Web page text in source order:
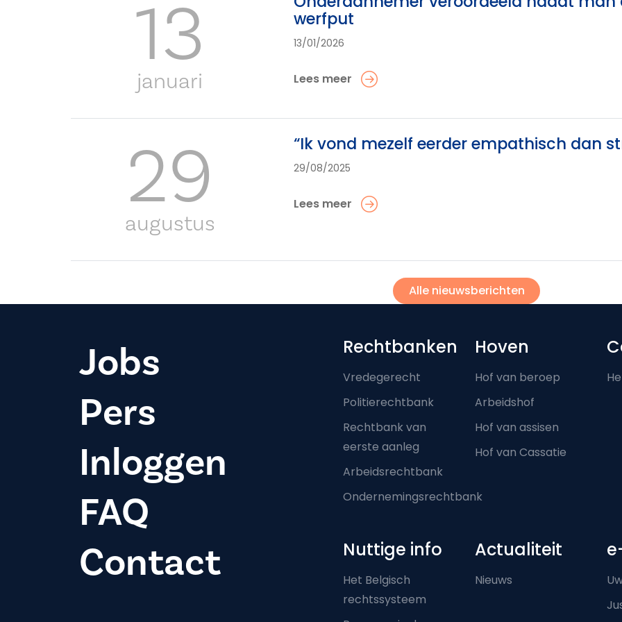
13
januari
werfput
13/01/2026
Lees meer
29
augustus
“Ik vond mezelf eerder empathisch dan
29/08/2025
Lees meer
Alle nieuwsberichten
Jobs
Pers
Inloggen
FAQ
Contact
Footer-menu
Rechtbanken
Vredegerecht
Politierechtbank
Rechtbank van
eerste aanleg
Arbeidsrechtbank
Ondernemingsrechtbank
Hoven
Hof van beroep
Arbeidshof
Hof van assisen
Hof van Cassatie
Nuttige info
Het Belgisch
rechtssysteem
Actualiteit
Nieuws